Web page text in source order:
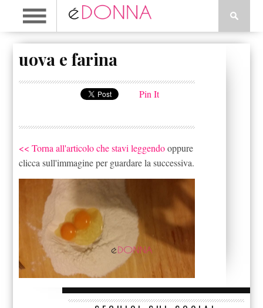
uova e farina
Pin It
<< Torna all'articolo che stavi leggendooppure
clicca sull'immagine per guardare la successiva.